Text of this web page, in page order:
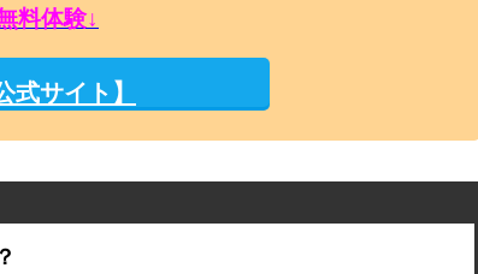
料体験↓
式サイト】